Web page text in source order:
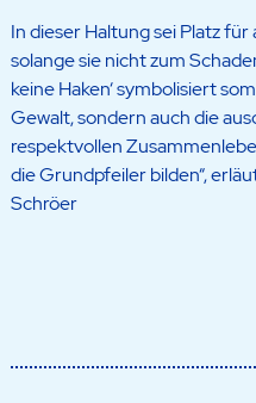
In dieser Haltung sei Platz
solange sie nicht zum
keine Haken‘ symbolisiert
Gewalt, sondern auch die
respektvollen
die Grundpfeiler bilden“,
Schröer